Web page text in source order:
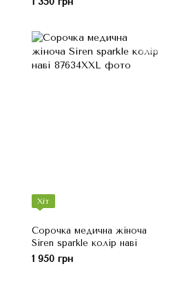
Хіт
Сорочка медична жіноча
Siren sparkle колір наві
1 950 грн